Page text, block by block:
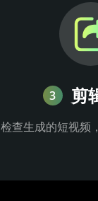
3 剪
检查生成的短视频